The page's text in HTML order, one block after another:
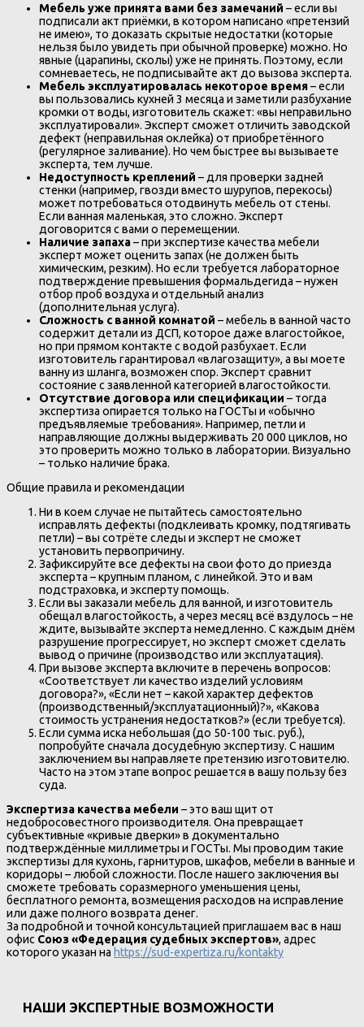
Мебель уже принята вами без замечаний – если вы
подписали акт приёмки, в котором написано «претензий
не имею», то доказать скрытые недостатки (которые
нельзя было увидеть при обычной проверке) можно. Но
явные (царапины, сколы) уже не принять. Поэтому, если
сомневаетесь, не подписывайте акт до вызова эксперта.
Мебель эксплуатировалась некоторое время– если
вы пользовались кухней 3 месяца и заметили разбухание
кромки от воды, изготовитель скажет: «вы неправильно
эксплуатировали». Эксперт сможет отличить заводской
дефект (неправильная оклейка) от приобретённого
(регулярное заливание). Но чем быстрее вы вызываете
эксперта, тем лучше.
Недоступность креплений – для проверки задней
стенки (например, гвозди вместо шурупов, перекосы)
может потребоваться отодвинуть мебель от стены.
Если ванная маленькая, это сложно. Эксперт
договорится с вами о перемещении.
Наличие запаха– при экспертизе качества мебели
эксперт может оценить запах (не должен быть
химическим, резким). Но если требуется лабораторное
подтверждение превышения формальдегида – нужен
отбор проб воздуха и отдельный анализ
(дополнительная услуга).
Сложность с ванной комнатой – мебель в ванной часто
содержит детали из ДСП, которое даже влагостойкое,
но при прямом контакте с водой разбухает. Если
изготовитель гарантировал «влагозащиту», а вы моете
ванну из шланга, возможен спор. Эксперт сравнит
состояние с заявленной категорией влагостойкости.
Отсутствие договора или спецификации – тогда
экспертиза опирается только на ГОСТы и «обычно
предъявляемые требования». Например, петли и
направляющие должны выдерживать 20 000 циклов, но
это проверить можно только в лаборатории. Визуально
– только наличие брака.
Общие правила и рекомендации
Ни в коем случае не пытайтесь самостоятельно
исправлять дефекты (подклеивать кромку, подтягивать
петли) – вы сотрёте следы и эксперт не сможет
установить первопричину.
Зафиксируйте все дефекты на свои фото до приезда
эксперта – крупным планом, с линейкой. Это и вам
подстраховка, и эксперту помощь.
Если вы заказали мебель для ванной, и изготовитель
обещал влагостойкость, а через месяц всё вздулось – не
ждите, вызывайте эксперта немедленно. С каждым днём
разрушение прогрессирует, но эксперт сможет сделать
вывод о причине (производство или эксплуатация).
При вызове эксперта включите в перечень вопросов:
«Соответствует ли качество изделий условиям
договора?», «Если нет – какой характер дефектов
(производственный/эксплуатационный)?», «Какова
стоимость устранения недостатков?» (если требуется).
Если сумма иска небольшая (до 50-100 тыс. руб.),
попробуйте сначала досудебную экспертизу. С нашим
заключением вы направляете претензию изготовителю.
Часто на этом этапе вопрос решается в вашу пользу без
суда.
Экспертиза качества мебели – это ваш щит от
недобросовестного производителя. Она превращает
субъективные «кривые дверки» в документально
подтверждённые миллиметры и ГОСТы. Мы проводим такие
экспертизы для кухонь, гарнитуров, шкафов, мебели в ванные и
коридоры – любой сложности. После нашего заключения вы
сможете требовать соразмерного уменьшения цены,
бесплатного ремонта, возмещения расходов на исправление
или даже полного возврата денег.
За подробной и точной консультацией приглашаем вас в наш
офис Союз «Федерация судебных экспертов», адрес
которого указан на https://sud-expertiza.ru/kontakty
НАШИ ЭКСПЕРТНЫЕ ВОЗМОЖНОСТИ